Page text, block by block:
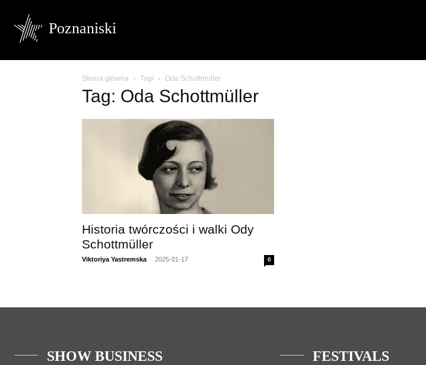
Poznaniski
Strona główna Tagi Oda Schottmüller
Tag: Oda Schottmüller
Historia twórczości i walki Ody
Schottmüller
Viktoriya Yastremska - 2025-01-17 0
SHOW BUSINESS FESTIVALS